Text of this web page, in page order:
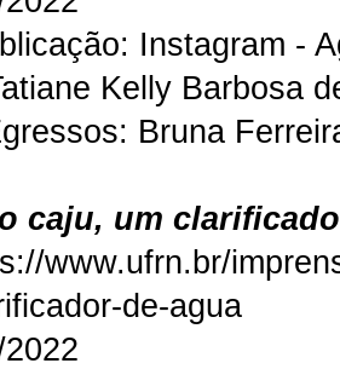
Instagram -
Kelly Barbosa
Bruna
caju, um
www.ufrn.br/
de-agua